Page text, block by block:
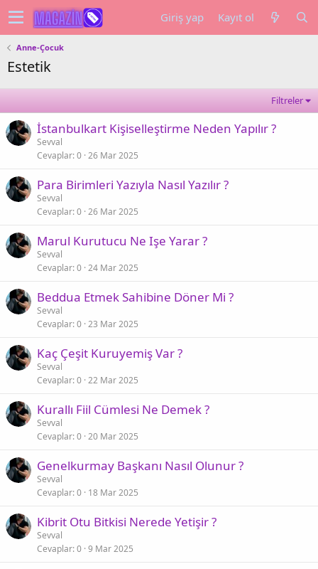
Giriş yap Kayıt ol
Anne-Çocuk
Estetik
Filtreler
İstanbulkart Kişiselleştirme Neden Yapılır ?
Sevval
Cevaplar 0 26 Mar 2025
Para Birimleri Yazıyla Nasıl Yazılır ?
Sevval
Cevaplar 0 26 Mar 2025
Marul Kurutucu Ne Işe Yarar ?
Sevval
Cevaplar 0 24 Mar 2025
Beddua Etmek Sahibine Döner Mi ?
Sevval
Cevaplar 0 23 Mar 2025
Kaç Çeşit Kuruyemiş Var ?
Sevval
Cevaplar 0 22 Mar 2025
Kurallı Fiil Cümlesi Ne Demek ?
Sevval
Cevaplar 0 20 Mar 2025
Genelkurmay Başkanı Nasıl Olunur ?
Sevval
Cevaplar 0 18 Mar 2025
Kibrit Otu Bitkisi Nerede Yetişir ?
Sevval
Cevaplar 0 9 Mar 2025